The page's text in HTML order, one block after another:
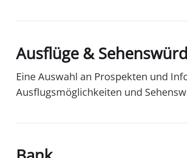
Ausflüge &
Eine Auswahl an Prospekten und
Ausflugsmöglichkeiten und